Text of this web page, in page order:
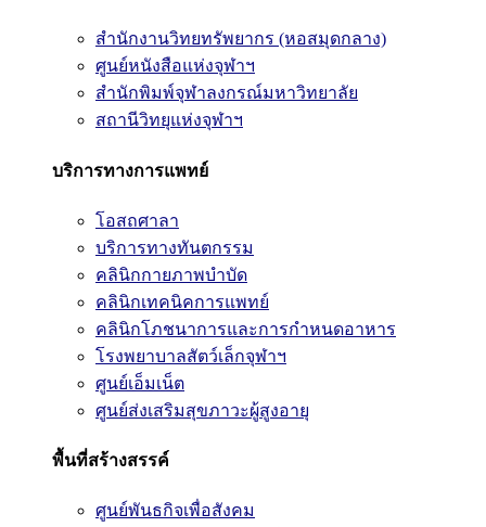
สำนักงานวิทยทรัพยากร (หอสมุดกลาง)
ศูนย์หนังสือแห่งจุฬาฯ
สำนักพิมพ์จุฬาลงกรณ์มหาวิทยาลัย
สถานีวิทยุแห่งจุฬาฯ
บริการทางการแพทย์
โอสถศาลา
บริการทางทันตกรรม
คลินิกกายภาพบำบัด
คลินิกเทคนิคการแพทย์
คลินิกโภชนาการและการกำหนดอาหาร
โรงพยาบาลสัตว์เล็กจุฬาฯ
ศูนย์เอ็มเน็ต
ศูนย์ส่งเสริมสุขภาวะผู้สูงอายุ
พื้นที่สร้างสรรค์
ศูนย์พันธกิจเพื่อสังคม